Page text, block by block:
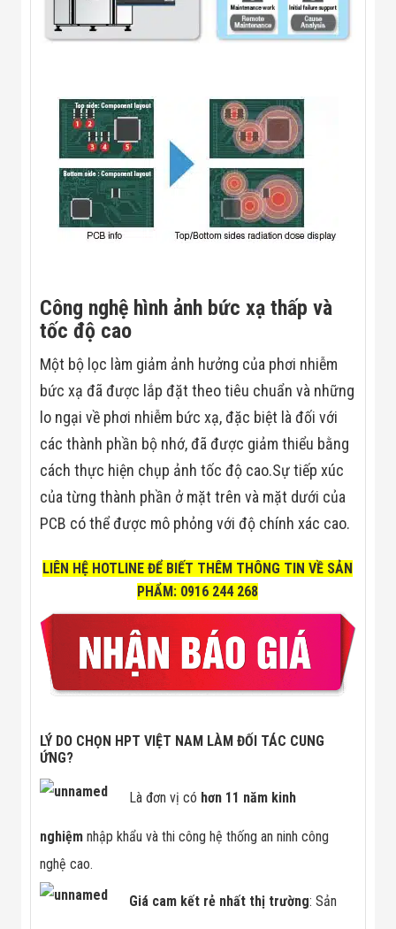
Công nghệ hình ảnh bức xạ thấp và
tốc độ cao
Một bộ lọc làm giảm ảnh hưởng của phơi nhiễm
bức xạ đã được lắp đặt theo tiêu chuẩn và những
lo ngại về phơi nhiễm bức xạ, đặc biệt là đối với
các thành phần bộ nhớ, đã được giảm thiểu bằng
cách thực hiện chụp ảnh tốc độ cao.Sự tiếp xúc
của từng thành phần ở mặt trên và mặt dưới của
PCB có thể được mô phỏng với độ chính xác cao.
LIÊN HỆ HOTLINE ĐỂ BIẾT THÊM THÔNG TIN VỀ SẢN
PHẨM: 0916 244 268
LÝ DO CHỌN HPT VIỆT NAM LÀM ĐỐI TÁC CUNG
ỨNG?
Là đơn vị có hơn 11 năm kinh
nghiệm nhập khẩu và thi công hệ thống an ninh công
nghệ cao.
Giá cam kết rẻ nhất thị trường: Sản